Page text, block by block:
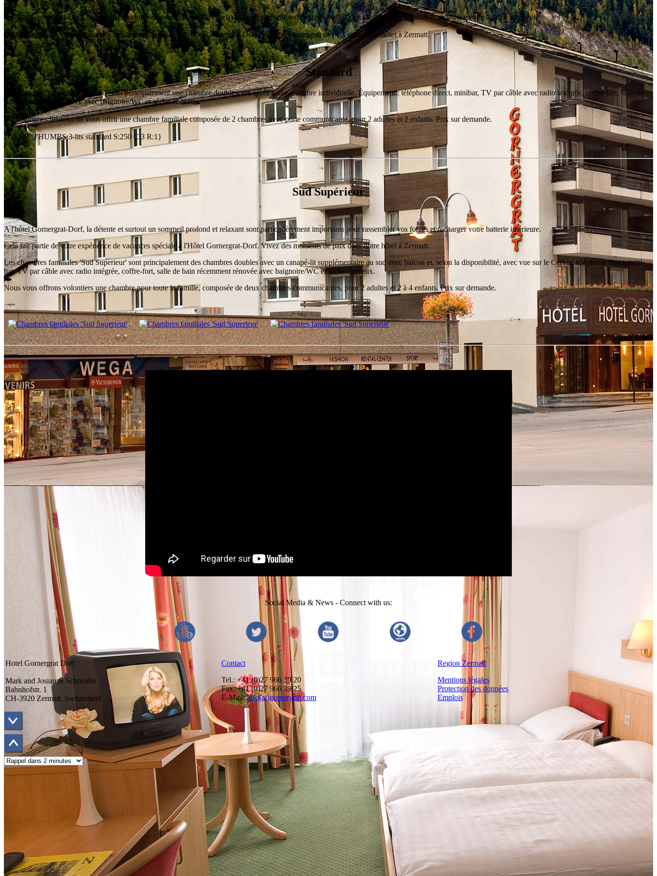
A l'hôtel Gornergrat-Dorf, la détente et surtout un sommeil profond et relaxant sont particulièrement importants pour rassembler vos forces et recharger votre batterie intérieure.
Cela fait partie de votre expérience de vacances spéciale à l'Hôtel Gornergrat-Dorf. Vivez des moments de paix dans notre hôtel à Zermatt.
Standard
Les chambres familiales'Standard' sont principalement une chambre double avec accès à une chambre individuelle. Équipement : téléphone direct, minibar, TV par câble avec radio intégrée, coffre-fort, salle de
bains récemment rénovée avec baignoire/WC et sèche-cheveux.
Nous sommes heureux de vous offrir une chambre familiale composée de 2 chambres avec porte communicante, pour 2 adultes et 2 enfants. Prix sur demande.
{GLRR_THUMBS:3-lits standard S:250 C:3 R:1}
Sud Supérieur
A l'hôtel Gornergrat-Dorf, la détente et surtout un sommeil profond et relaxant sont particulièrement importants pour rassembler vos forces et recharger votre batterie intérieure.
Cela fait partie de votre expérience de vacances spéciale à l'Hôtel Gornergrat-Dorf. Vivez des moments de paix dans notre hôtel à Zermatt.
Les chambres familiales 'Sud Superieur' sont principalement des chambres doubles avec un canapé-lit supplémentaire au sud avec balcon et, selon la disponibilité, avec vue sur le Cervin, téléphone direct, mini-
bar, TV par câble avec radio intégrée, coffre-fort, salle de bain récemment rénovée avec baignoire/WC et sèche cheveux.
Nous vous offrons volontiers une chambre pour toute la famille, composée de deux chambres communicantes, pour 2 adultes et 2 à 4 enfants. Prix sur demande.
Social Media & News - Connect with us:
Hotel Gornergrat Dorf
Mark and Josianne Schneider
Bahnhofstr. 1
CH-3920 Zermatt, Switzerland
Contact
Tel.: +41 (0)27 966 39 20
Fax: +41 (0)27 966 39 25
E-Mail:info(at)gornergrat.com
Region Zermatt
Mentions légales
Protection des données
Emplois